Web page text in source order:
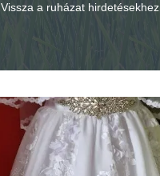
Vissza a ruházat hirdetésekhez